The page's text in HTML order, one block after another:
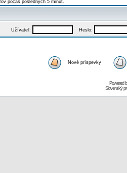
počas posledných 5 minút.
Užívateľ: Heslo:
Nové príspevky
Powered
Slovenský